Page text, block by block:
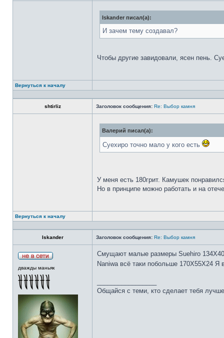
Iskander писал(а):
И зачем тему создавал?
Чтобы другие завидовали, ясен пень.
Вернуться к началу
shtirliz Заголовок сообщения: Re: Выбор камня
Валерий писал(а):
Суехиро точно мало у кого есть
У меня есть 180грит. Камушек
Но в принципе можно работать и на
Вернуться к началу
Iskander Заголовок сообщения: Re: Выбор камня
дважды маньяк
Смущают малые размеры Suehiro
Naniwa всё таки побольше 170Х55Х24 Я
Общайся с теми, кто сделает тебя